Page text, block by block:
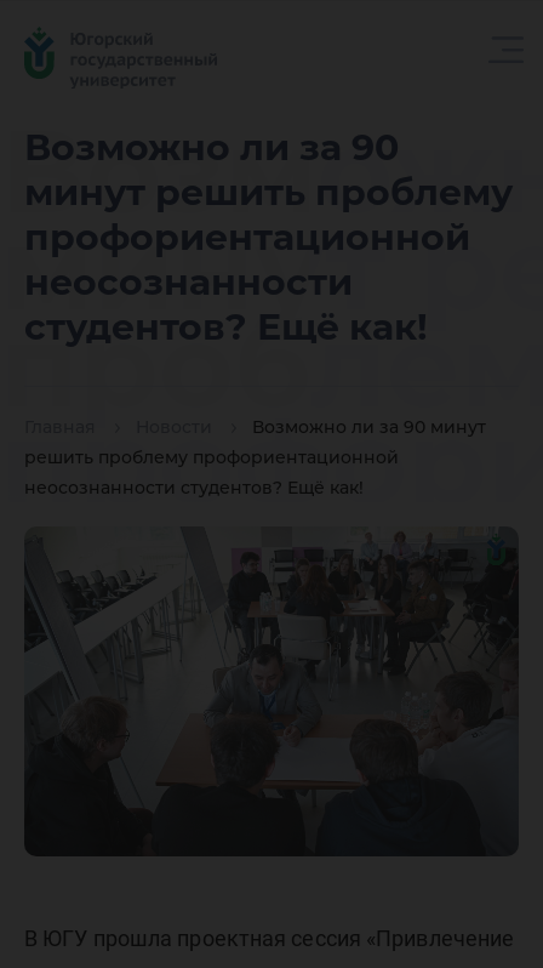
Возможно ли за 90
минут решить проблему
профориентационной
неосознанности
студентов? Ещё как!
Возможно ли за 90 минут
решить проблему профориентационной
неосознанности студентов? Ещё как!
минут
В ЮГУ прошла проектная сессия «Привлечение